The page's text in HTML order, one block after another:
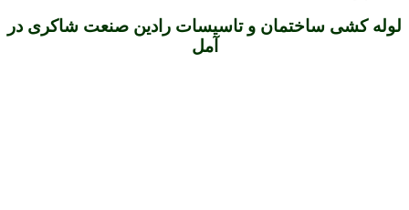
لوله کشی ساختمان و تاسیسات رادین صنعت شاکری در
آمل